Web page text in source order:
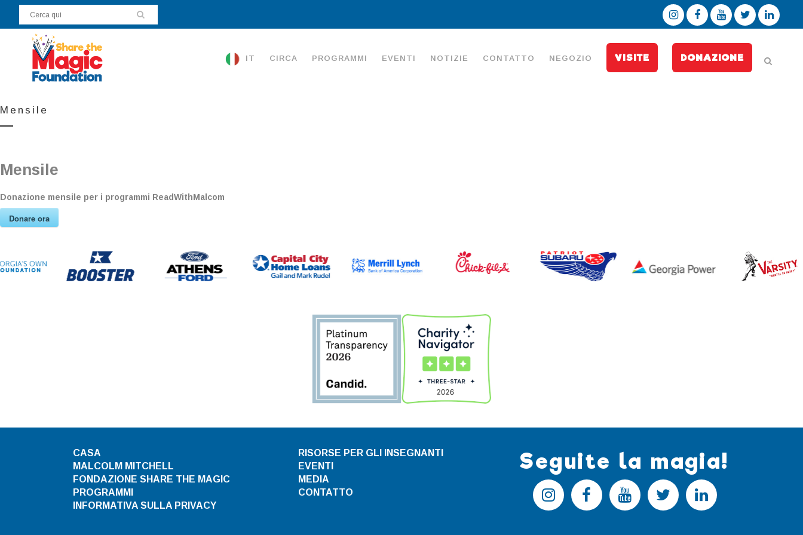
IT CIRCA PROGRAMMI EVENTI NOTIZIE CONTATTO NEGOZIO VISITE DONAZIONE
Mensile
Mensile
Donazione mensile per i programmi ReadWithMalcom
Donare ora
CASA
MALCOLM MITCHELL
FONDAZIONE SHARE THE MAGIC
PROGRAMMI
INFORMATIVA SULLA PRIVACY
RISORSE PER GLI INSEGNANTI
EVENTI
MEDIA
CONTATTO
Seguite la magia!